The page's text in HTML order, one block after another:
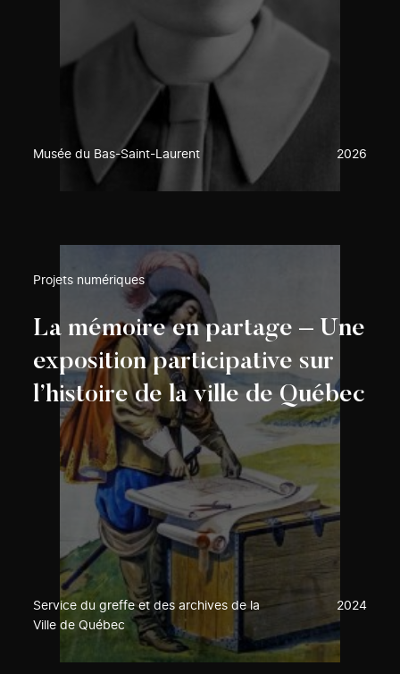
Musée du Bas-Saint-Laurent 2026
Projets numériques
La mémoire en partage – Une
exposition participative sur
l’histoire de la ville de Québec
Service du greffe et des archives de la
Ville de Québec
2024